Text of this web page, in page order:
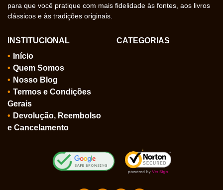
para que você pratique com mais fidelidade às fontes, aos livros
clássicos e às tradições originais.
INSTITUCIONAL
Início
Quem Somos
Nosso Blog
Termos e Condições
Gerais
Devolução, Reembolso
e Cancelamento
CATEGORIAS